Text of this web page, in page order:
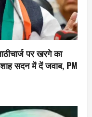
पर खरगे का
सदन में दें जवाब, PM